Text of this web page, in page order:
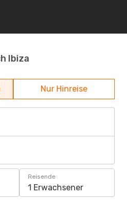
Ibiza
Nur Hinreise
Reisende
1 Erwachsener